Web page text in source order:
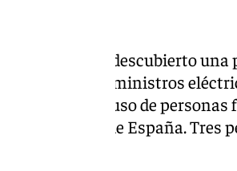
de Baza ha descubierto
de suministros
incluso de
puntos de España. Tres